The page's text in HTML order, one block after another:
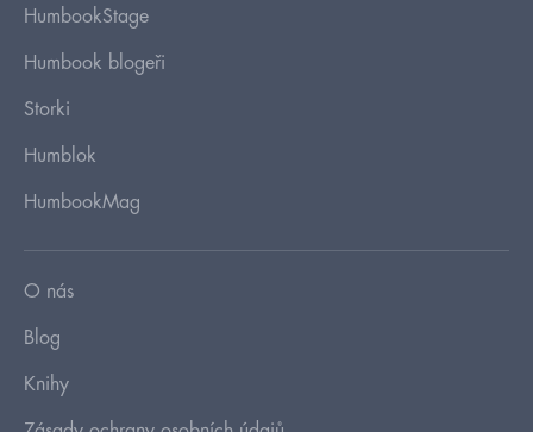
HumbookStage
Humbook blogeři
Storki
Humblok
HumbookMag
O nás
Blog
Knihy